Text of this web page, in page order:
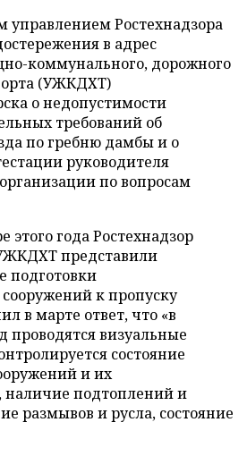
управлением Ростехнадзора
в адрес
коммунального, дорожного
(УЖКДХТ)
о недопустимости
требований об
по гребню дамбы и о
руководителя
по вопросам
этого года Ростехнадзор
представили
подготовки
к пропуску
в марте ответ, что «в
проводятся визуальные
состояние
и их
наличие подтоплений и
размывов и русла, состояние